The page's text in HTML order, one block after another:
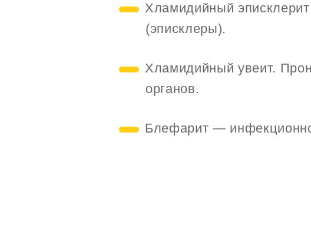
Хламидийный
(эписклеры).
Хламидийный увеит.
органов.
Блефарит —